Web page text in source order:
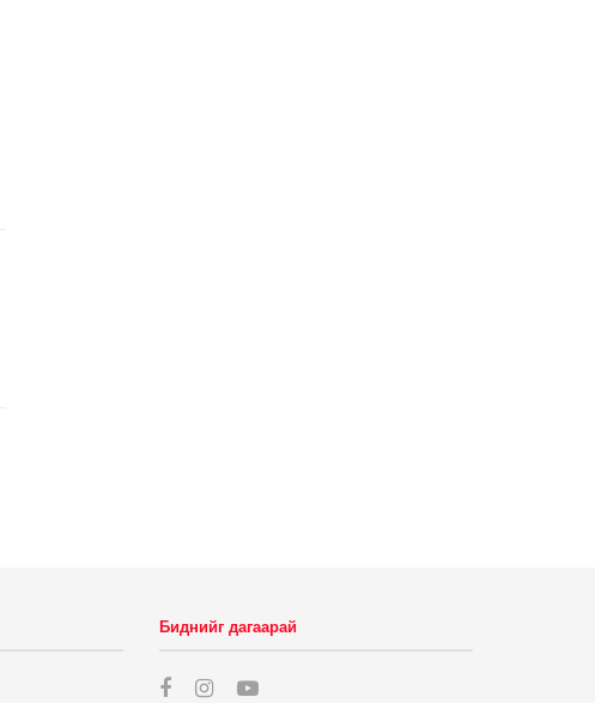
Биднийг дагаарай